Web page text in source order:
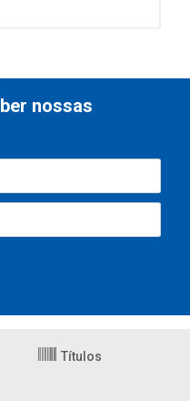
nossas
Títulos